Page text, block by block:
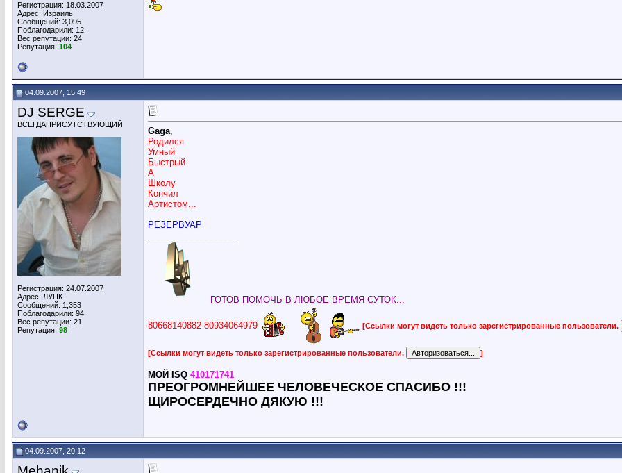
Регистрация: 18.03.2007
Адрес: Израиль
Сообщений: 3,095
Поблагодарили: 12
Вес репутации: 24
Репутация: 104
04.09.2007, 15:49
DJ SERGE
ВСЕГДАПРИСУТСТВУЮЩИЙ
Регистрация: 24.07.2007
Адрес: ЛУЦК
Сообщений: 1,353
Поблагодарили: 94
Вес репутации: 21
Репутация: 98
Gaga,
Родился
Умный
Быстрый
А
Школу
Кончил
Артистом...
РЕЗЕРВУАР
ГОТОВ ПОМОЧЬ В ЛЮБОЕ ВРЕМЯ СУТОК...
80668140882 80934064979 [Ссылки могут видеть только зарегистрированные пользователи.
[Ссылки могут видеть только зарегистрированные пользователи. ]
МОЙ ISQ 410171741
ПРЕОГРОМНЕЙШЕЕ ЧЕЛОВЕЧЕСКОЕ СПАСИБО !!!
ЩИРОСЕРДЕЧНО ДЯКУЮ !!!
04.09.2007, 20:12